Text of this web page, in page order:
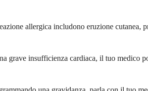
allergica includono eruzione
grave insufficienza cardiaca, il tuo medico